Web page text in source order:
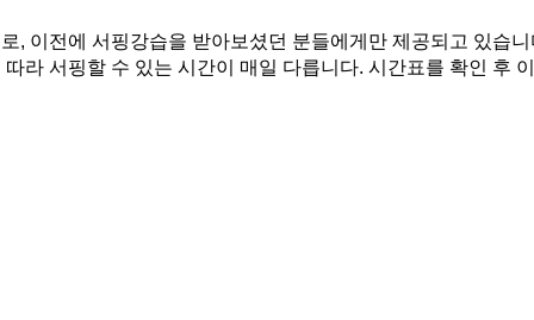
, 이전에 서핑강습을 받아보셨던 분들에게만 제공되고 있습니
라 서핑할 수 있는 시간이 매일 다릅니다. 시간표를 확인 후